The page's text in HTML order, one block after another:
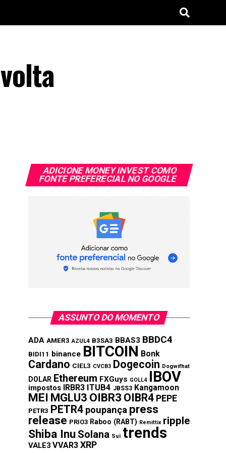
ADICIONE MONEY INVEST COMO
FONTE PREFERECIAL NO GOOGLE
ASSUNTO DO MOMENTO
ADA AMER3 AZUL4 B3SA3 BBAS3 BBDC4
BIDI11 binance BITCOIN Bonk
Cardano CIEL3 CVCB3 Dogecoin Dogwifhat
DOLAR Ethereum FXGuys GOLL4 IBOV
impostos IRBR3 ITUB4 JBSS3 Kangamoon
MEI MGLU3 OIBR3 OIBR4 PEPE
PETR3 PETR4 poupança press
release PRIO3 Raboo (RABT) Remittix ripple
Shiba Inu Solana Sui trends
VALE3 VVAR3 XRP